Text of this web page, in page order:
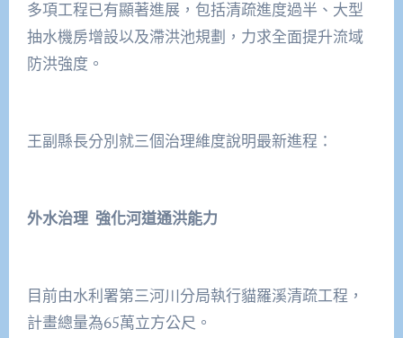
多項工程已有顯著進展，包括清疏進度過半、大型
抽水機房增設以及滯洪池規劃，力求全面提升流域
防洪強度。
王副縣長分別就三個治理維度說明最新進程：
外水治理 強化河道通洪能力
目前由水利署第三河川分局執行貓羅溪清疏工程，
計畫總量為65萬立方公尺。